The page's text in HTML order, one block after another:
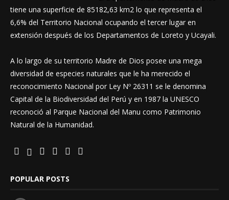
tiene una superficie de 85182,63 km2 lo que representa el
6,6% del Territorio Nacional ocupando el tercer lugar en
extensión después de los Departamentos de Loreto y Ucayali.
A lo largo de su territorio Madre de Dios posee una mega
diversidad de especies naturales que le ha merecido el
reconocimiento Nacional por Ley Nº 26311 se le denomina
Capital de la Biodiversidad del Perú y en 1987 la UNESCO
reconoció al Parque Nacional del Manu como Patrimonio
Natural de la Humanidad.
POPULAR POSTS